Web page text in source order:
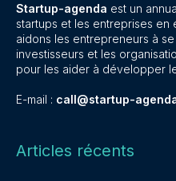
Startup-agenda est un
startups et les entreprises en
aidons les entrepreneurs à
investisseurs et les
pour les aider à développer
E-mail : call@startup-
Articles récents